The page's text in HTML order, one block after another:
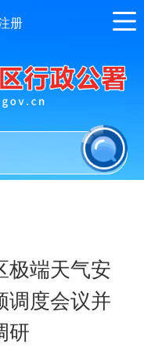
册
极端天气安
调度会议并
研